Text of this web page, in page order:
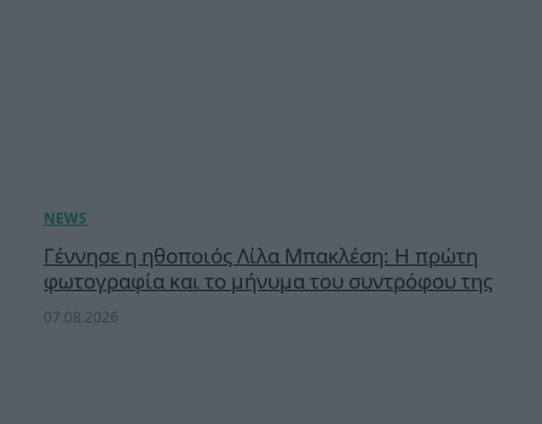
Γέννησε η ηθοποιός Λίλα Μπακλέση: Η πρώτη
φωτογραφία και το μήνυμα του συντρόφου της
07.08.2026